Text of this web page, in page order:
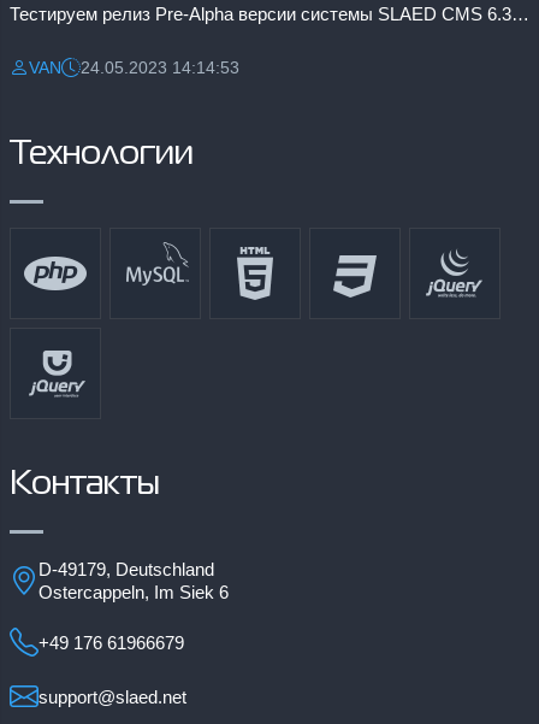
Тестируем релиз Pre-Alpha версии системы SLAED CMS 6.3 Pro
Разместил:
VANДата:24.05.2023 14:14:53
Технологии
Контакты
D-49179, Deutschland
Ostercappeln, Im Siek 6
+49 176 61966679
support@slaed.net